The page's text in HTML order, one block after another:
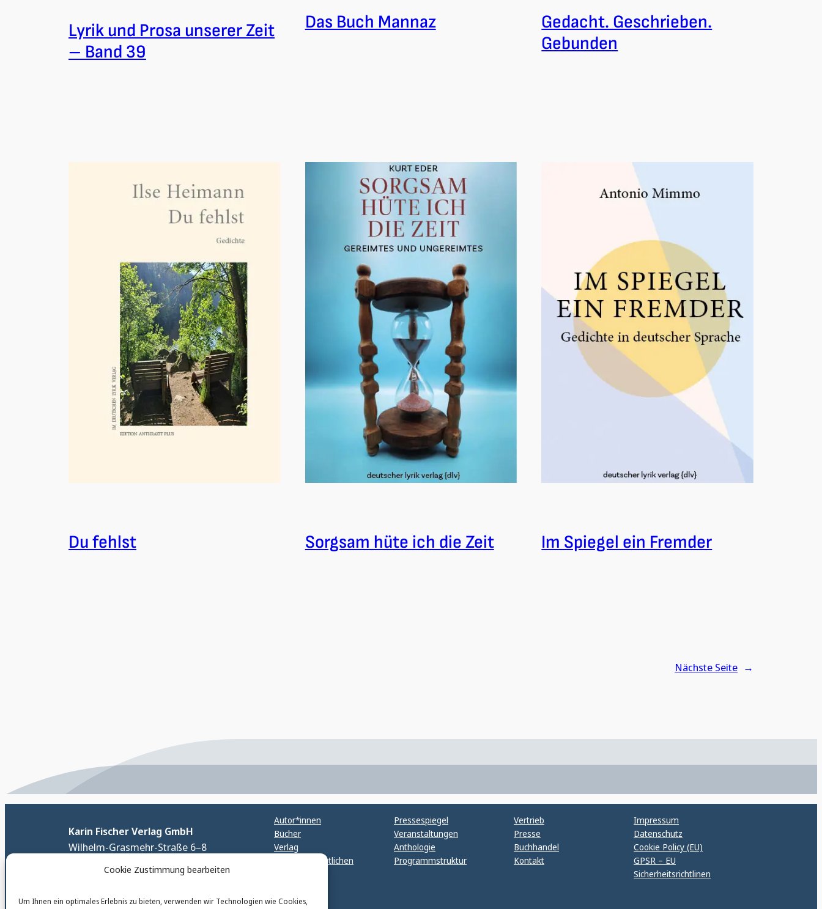
Cookie Zustimmung bearbeiten
Um Ihnen ein optimales Erlebnis zu bieten, verwenden wir Technologien wie Cookies,
Lyrik und Prosa unserer Zeit
– Band 39
Das Buch Mannaz
Gedacht. Geschrieben.
Gebunden
Du fehlst Sorgsam hüte ich die Zeit Im Spiegel ein Fremder
Nächste Seite →
Karin Fischer Verlag GmbH
Wilhelm-Grasmehr-Straße 6–8
D-52078 Aachen
Autor*innen
Bücher
Verlag
Buch veröffentlichen
Pressespiegel
Veranstaltungen
Anthologie
Programmstruktur
Vertrieb
Presse
Buchhandel
Kontakt
Impressum
Datenschutz
Cookie Policy (EU)
GPSR – EU
Sicherheitsrichtlinen